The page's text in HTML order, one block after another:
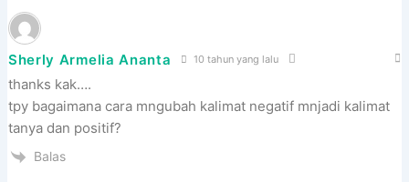
Sherly Armelia Ananta 10 tahun yang lalu
thanks kak….
tpy bagaimana cara mngubah kalimat negatif mnjadi kalimat
tanya dan positif?
Balas